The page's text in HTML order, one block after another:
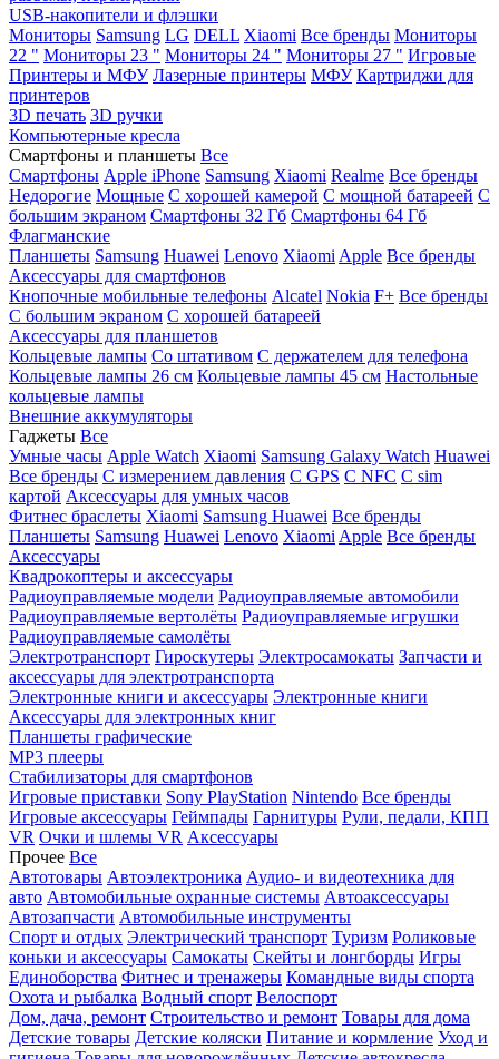
USB-накопители и флэшки
Мониторы Samsung LG DELL Xiaomi Все бренды Мониторы
22 " Мониторы 23 " Мониторы 24 " Мониторы 27 " Игровые
Принтеры и МФУ Лазерные принтеры МФУ Картриджи для
принтеров
3D печать 3D ручки
Компьютерные кресла
Смартфоны и планшеты Все
Смартфоны Apple iPhone Samsung Xiaomi Realme Все бренды
Недорогие Мощные С хорошей камерой С мощной батареей С
большим экраном Смартфоны 32 Гб Смартфоны 64 Гб
Флагманские
Планшеты Samsung Huawei Lenovo Xiaomi Apple Все бренды
Аксессуары для смартфонов
Кнопочные мобильные телефоны Alcatel Nokia F+ Все бренды
С большим экраном С хорошей батареей
Аксессуары для планшетов
Кольцевые лампы Со штативом C держателем для телефона
Кольцевые лампы 26 см Кольцевые лампы 45 см Настольные
кольцевые лампы
Внешние аккумуляторы
Гаджеты Все
Умные часы Apple Watch Xiaomi Samsung Galaxy Watch Huawei
Все бренды C измерением давления C GPS C NFC C sim
картой Аксессуары для умных часов
Фитнес браслеты Xiaomi Samsung Huawei Все бренды
Планшеты Samsung Huawei Lenovo Xiaomi Apple Все бренды
Аксессуары
Квадрокоптеры и аксессуары
Радиоуправляемые модели Радиоуправляемые автомобили
Радиоуправляемые вертолёты Радиоуправляемые игрушки
Радиоуправляемые самолёты
Электротранспорт Гироскутеры Электросамокаты Запчасти и
аксессуары для электротранспорта
Электронные книги и аксессуары Электронные книги
Аксессуары для электронных книг
Планшеты графические
MP3 плееры
Стабилизаторы для смартфонов
Игровые приставки Sony PlayStation Nintendo Все бренды
Игровые аксессуары Геймпады Гарнитуры Рули, педали, КПП
VR Очки и шлемы VR Аксессуары
Прочее Все
Автотовары Автоэлектроника Аудио- и видеотехника для
авто Автомобильные охранные системы Автоаксессуары
Автозапчасти Автомобильные инструменты
Спорт и отдых Электрический транспорт Туризм Роликовые
коньки и аксессуары Самокаты Скейты и лонгборды Игры
Единоборства Фитнес и тренажеры Командные виды спорта
Охота и рыбалка Водный спорт Велоспорт
Дом, дача, ремонт Строительство и ремонт Товары для дома
Детские товары Детские коляски Питание и кормление Уход и